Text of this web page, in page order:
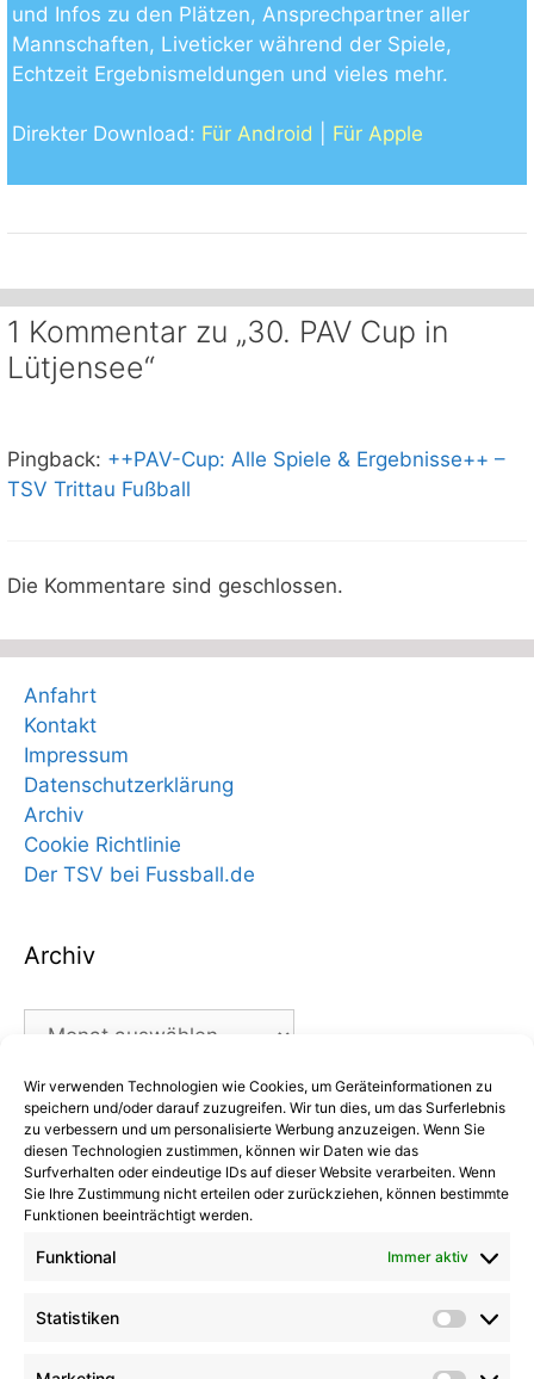
Wir verwenden Technologien wie Cookies, um Geräteinformationen zu
speichern und/oder darauf zuzugreifen. Wir tun dies, um das Surferlebnis
zu verbessern und um personalisierte Werbung anzuzeigen. Wenn Sie
diesen Technologien zustimmen, können wir Daten wie das
Surfverhalten oder eindeutige IDs auf dieser Website verarbeiten. Wenn
Sie Ihre Zustimmung nicht erteilen oder zurückziehen, können bestimmte
Funktionen beeinträchtigt werden.
Funktional Immer aktiv
Statistiken
und Infos zu den Plätzen, Ansprechpartner aller
Mannschaften, Liveticker während der Spiele,
Echtzeit Ergebnismeldungen und vieles mehr.
Direkter Download: Für Android Für Apple
1 Kommentar zu „30. PAV Cup in
Lütjensee“
Pingback: ++PAV-Cup: Alle Spiele & Ergebnisse++ –
TSV Trittau Fußball
Die Kommentare sind geschlossen.
Anfahrt
Kontakt
Impressum
Datenschutzerklärung
Archiv
Cookie Richtlinie
Der TSV bei Fussball.de
Archiv
Archiv
Kategorien
Kategorien
Kommentare
Aufgalopp mit neuen Gesichtern: TSV Trittau